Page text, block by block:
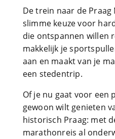
De trein naar de
slimme keuze voor
die ontspannen willen
makkelijk je
aan en maakt van je
een stedentrip.
Of je nu gaat voor een
gewoon wilt genieten
historisch Praag: met
marathonreis al